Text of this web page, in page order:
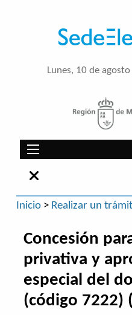
Lunes, 10 de
Inicio> Realizar un
Concesión
privativa y
especial del
(código 7222)